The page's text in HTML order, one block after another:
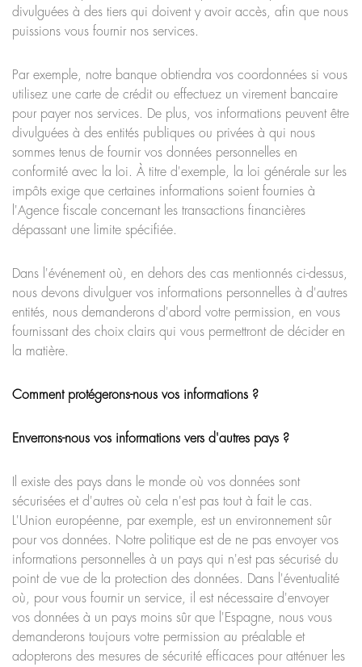
divulguées à des tiers qui doivent y avoir accès, afin que nous
puissions vous fournir nos services.
Par exemple, notre banque obtiendra vos coordonnées si vous
utilisez une carte de crédit ou effectuez un virement bancaire
pour payer nos services. De plus, vos informations peuvent être
divulguées à des entités publiques ou privées à qui nous
sommes tenus de fournir vos données personnelles en
conformité avec la loi. À titre d'exemple, la loi générale sur les
impôts exige que certaines informations soient fournies à
l'Agence fiscale concernant les transactions financières
dépassant une limite spécifiée.
Dans l'événement où, en dehors des cas mentionnés ci-dessus,
nous devons divulguer vos informations personnelles à d'autres
entités, nous demanderons d'abord votre permission, en vous
fournissant des choix clairs qui vous permettront de décider en
la matière.
Comment protégerons-nous vos informations ?
Enverrons-nous vos informations vers d'autres pays ?
Il existe des pays dans le monde où vos données sont
sécurisées et d'autres où cela n'est pas tout à fait le cas.
L'Union européenne, par exemple, est un environnement sûr
pour vos données. Notre politique est de ne pas envoyer vos
informations personnelles à un pays qui n'est pas sécurisé du
point de vue de la protection des données. Dans l'éventualité
où, pour vous fournir un service, il est nécessaire d'envoyer
vos données à un pays moins sûr que l'Espagne, nous vous
demanderons toujours votre permission au préalable et
adopterons des mesures de sécurité efficaces pour atténuer les